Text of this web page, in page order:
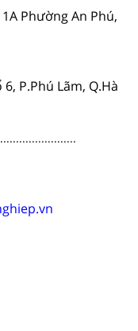
Phường An Phú,
6, P.Phú Lãm, Q.Hà